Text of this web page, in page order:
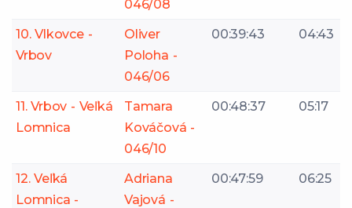
046/08
10. Vlkovce -
Vrbov
Oliver
Poloha -
046/06
00:39:43 04:43
11. Vrbov - Veľká
Lomnica
Tamara
Kováčová -
046/10
00:48:37 05:17
12. Veľká
Lomnica -
Adriana
Vajová -
00:47:59 06:25